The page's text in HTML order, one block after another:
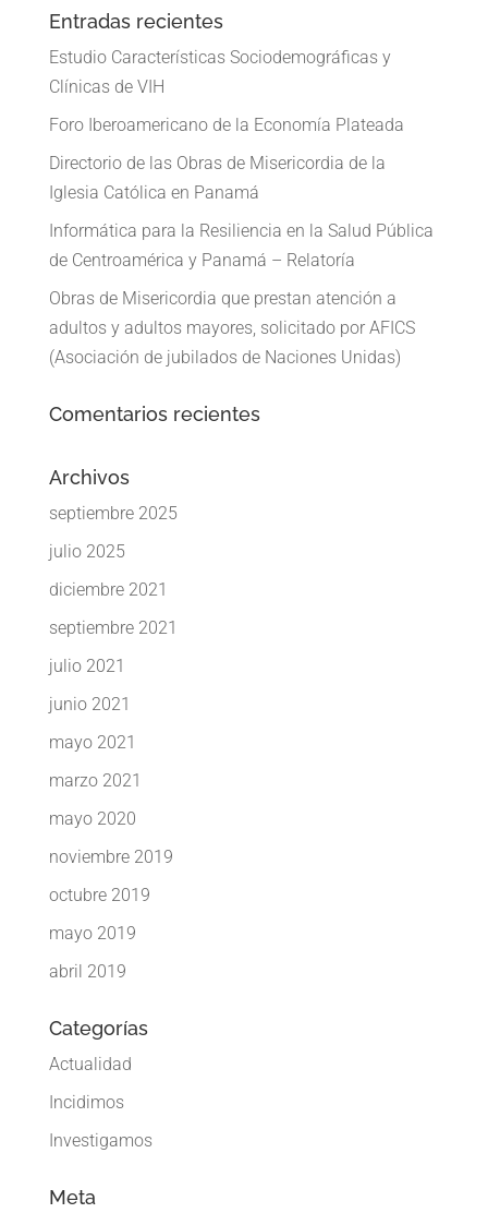
Entradas recientes
Estudio Características Sociodemográficas y
Clínicas de VIH
Foro Iberoamericano de la Economía Plateada
Directorio de las Obras de Misericordia de la
Iglesia Católica en Panamá
Informática para la Resiliencia en la Salud Pública
de Centroamérica y Panamá – Relatoría
Obras de Misericordia que prestan atención a
adultos y adultos mayores, solicitado por AFICS
(Asociación de jubilados de Naciones Unidas)
Comentarios recientes
Archivos
septiembre 2025
julio 2025
diciembre 2021
septiembre 2021
julio 2021
junio 2021
mayo 2021
marzo 2021
mayo 2020
noviembre 2019
octubre 2019
mayo 2019
abril 2019
Categorías
Actualidad
Incidimos
Investigamos
Meta